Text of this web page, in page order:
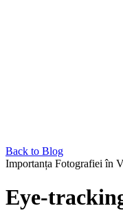
Back to Blog
Importanța Fotografiei în
Eye-